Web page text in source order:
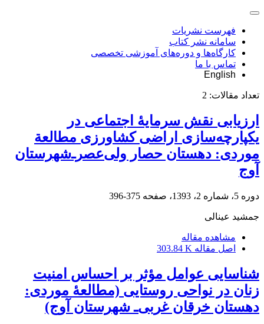
فهرست نشریات
سامانه نشر کتاب
کارگاه‌ها و دوره‌های آموزشی تخصصی
تماس با ما
English
تعداد مقالات: 2
ارزیابی نقش سرمایۀ اجتماعی در
یکپارچه‌سازی اراضی کشاورزی مطالعة
موردی: دهستان حصار ولی‌عصرـ‌شهرستان
آوج
دوره 5، شماره 2، 1393، صفحه 375-396
جمشید عینالی
مشاهده مقاله
اصل مقاله 303.84 K
شناسایی عوامل مؤثر بر احساس امنیت
زنان در نواحی روستایی (مطالعۀ موردی:
دهستان خرقان غربی‌ـ شهرستان آوج)